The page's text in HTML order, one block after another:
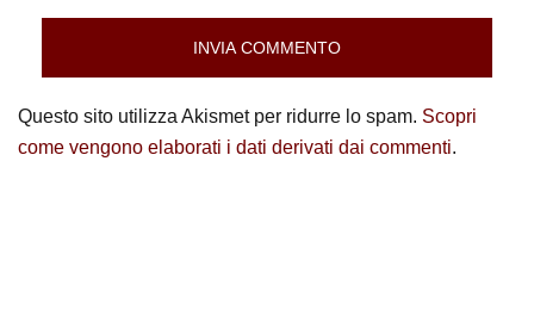
Questo sito utilizza Akismet per ridurre lo spam. Scopri
come vengono elaborati i dati derivati dai commenti.